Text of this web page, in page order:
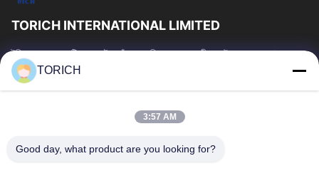
TORICH INTERNATIONAL LIMITED
টরিচ গ্রুপ হল একটি ওয়ান-স্টপ কাঁচামাল পরিষেবা প্রদানকারী যার উৎপাদন, গবেষণা ও
উন্নয়ন, ট্রেডিং, গুদামজাতকরণ এবং কাস্টমাইজড প্রক্রিয়াকরণে 30...
গুরুত্বপূর্ণ সংযোগ
পণ্য
কারখানা ভ্রমণ
মান নিয়ন্ত্রণ
TORICH
3:57 AM
Good day, what product are you looking for?